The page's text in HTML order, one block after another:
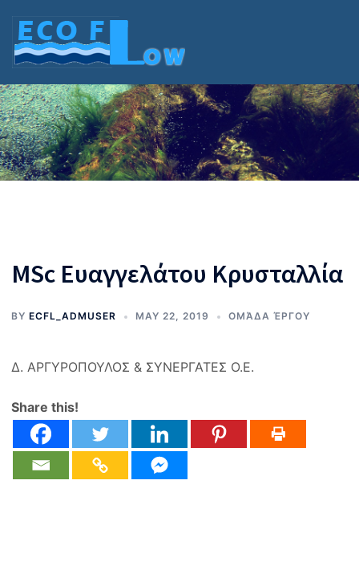
content
MSc Ευαγγελάτου Κρυσταλλία
BY ECFL_ADMUSER MAY 22, 2019 ΟΜΆΔΑ ΈΡΓΟΥ
Δ. ΑΡΓΥΡΟΠΟΥΛΟΣ & ΣΥΝΕΡΓΑΤΕΣ Ο.Ε.
Share this!